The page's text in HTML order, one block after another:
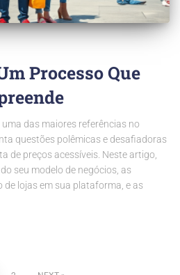
Processo Que
das maiores referências no
questões polêmicas e desafiadoras
de preços acessíveis. Neste artigo,
seu modelo de negócios, as
lojas em sua plataforma, e as